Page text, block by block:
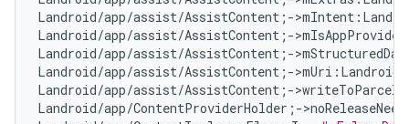
Landroid/app/assist/AssistContent;-
Landroid/app/assist/AssistContent;-
Landroid/app/assist/AssistContent;-
Landroid/app/assist/AssistContent;-
Landroid/app/assist/AssistContent;-
Landroid/app/ContentProviderHolder;-